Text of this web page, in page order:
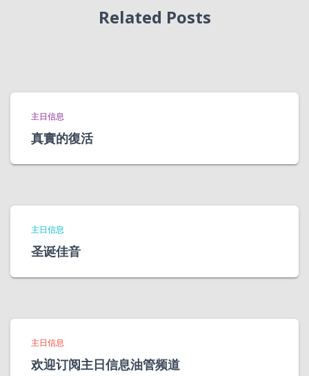
Related Posts
主日信息
真實的復活
主日信息
圣诞佳音
主日信息
欢迎订阅主日信息油管频道